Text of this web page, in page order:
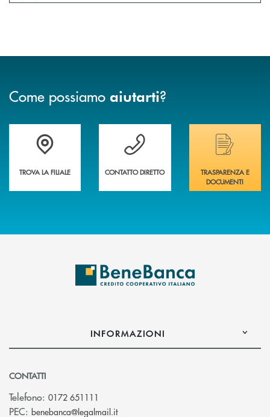
Come possiamo aiutarti?
Trova la filiale più vicina a te&nbsp;
TROVA LA FILIALE
Hai bisogno di assistenza immediata?
CONTATTO DIRETTO
Hai bisogno di
TRASPARENZA E
DOCUMENTI
INFORMAZIONI
CONTATTI
Telefono: 0172 651111
PEC: benebanca@legalmail.it(si apre l’app di posta elettronica)